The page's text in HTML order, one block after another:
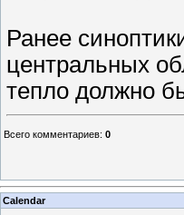
Ранее
центральных
тепло должно
Всего комментариев: 0
Calendar